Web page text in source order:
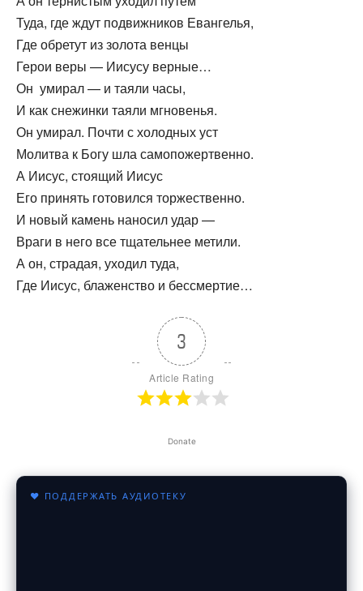
Туда, где ждут подвижников Евангелья,
Где обретут из золота венцы
Герои веры — Иисусу верные…
Он умирал — и таяли часы,
И как снежинки таяли мгновенья.
Он умирал. Почти с холодных уст
Молитва к Богу шла самопожертвенно.
А Иисус, стоящий Иисус
Его принять готовился торжественно.
И новый камень наносил удар —
Враги в него все тщательнее метили.
А он, страдая, уходил туда,
Где Иисус, блаженство и бессмертие…
3
Article Rating
Donate
♥ ПОДДЕРЖАТЬ АУДИОТЕКУ